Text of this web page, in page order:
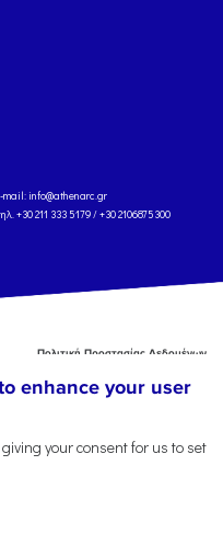
mail: info@athenarc.gr
+30 211 333 5179 / +30 2106875300
Πολιτική Προστασίας Δεδομένων
Χρήσης
Αναφορά
enhance your user
your consent for us to set